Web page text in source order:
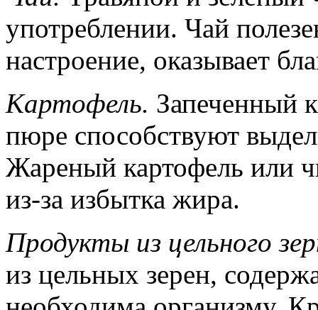
употреблении. Чай
настроение, оказывает
Картофель. Запеченный
пюре способствуют
Жареный картофель или
из-за избытка жира.
Продукты из цельного
из цельных зерен,